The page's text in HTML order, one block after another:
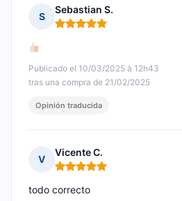
S
Sebastian S.
Nota: 5 de 5
Publicado el 10/03/2025 à 12h43
tras una compra de 21/02/2025
Opinión traducida
V
Vicente C.
Nota: 5 de 5
todo correcto